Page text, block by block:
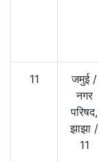
11 जमुई/
नगर
परिषद,
झाझा /
11